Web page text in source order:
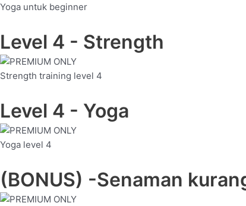
Yoga untuk beginner
Level 4 - Strength
Strength training level 4
Level 4 - Yoga
Yoga level 4
(BONUS) -Senaman